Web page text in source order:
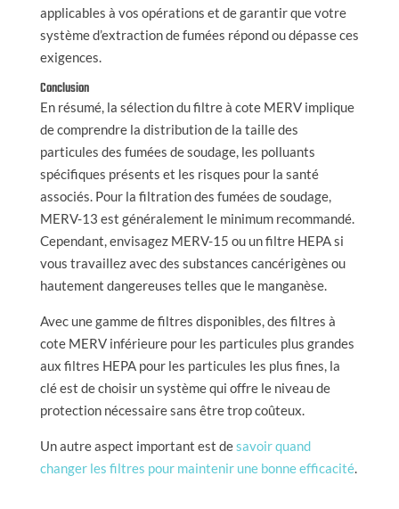
applicables à vos opérations et de garantir que votre
système d’extraction de fumées répond ou dépasse ces
exigences.
Conclusion
En résumé, la sélection du filtre à cote MERV implique
de comprendre la distribution de la taille des
particules des fumées de soudage, les polluants
spécifiques présents et les risques pour la santé
associés. Pour la filtration des fumées de soudage,
MERV-13 est généralement le minimum recommandé.
Cependant, envisagez MERV-15 ou un filtre HEPA si
vous travaillez avec des substances cancérigènes ou
hautement dangereuses telles que le manganèse.
Avec une gamme de filtres disponibles, des filtres à
cote MERV inférieure pour les particules plus grandes
aux filtres HEPA pour les particules les plus fines, la
clé est de choisir un système qui offre le niveau de
protection nécessaire sans être trop coûteux.
Un autre aspect important est desavoir quand
changer les filtres pour maintenir une bonne efficacité.